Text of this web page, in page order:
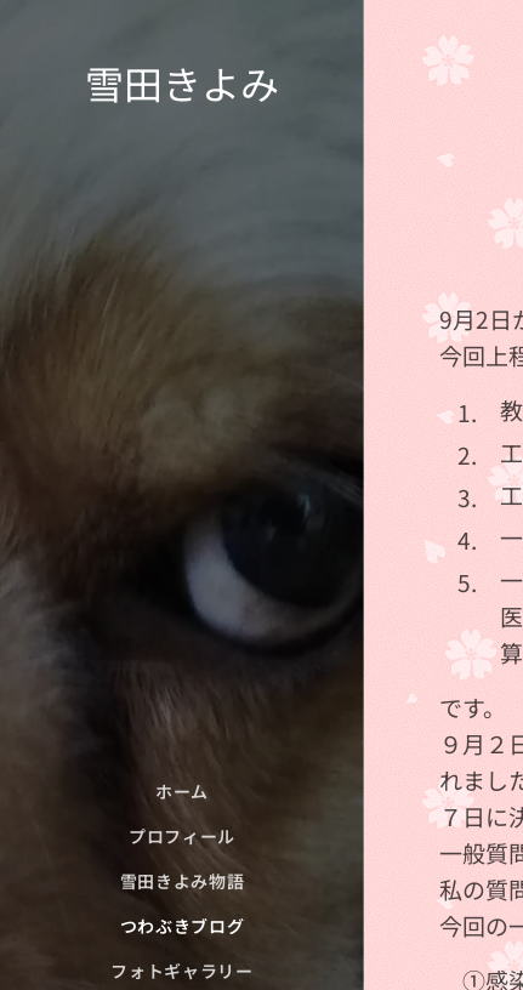
雪田きよみ
ホーム
プロフィール
雪田きよみ物語
つわぶきブログ
フォトギャラリー
9月2日
今回上
算
です。
９月２
れまし
７日に
一般質
私の質
今回の
①感染